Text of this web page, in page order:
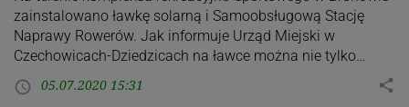
zainstalowano ławkę solarną i Samoobsługową Stację
Naprawy Rowerów. Jak informuje Urząd Miejski w
Czechowicach-Dziedzicach na ławce można nie tylko…
access_time 05.07.2020 15:31 share